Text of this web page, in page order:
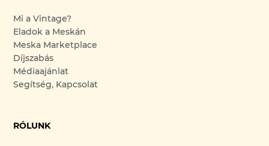
Mi a Vintage?
Eladok a Meskán
Meska Marketplace
Díjszabás
Médiaajánlat
Segítség, Kapcsolat
RÓLUNK